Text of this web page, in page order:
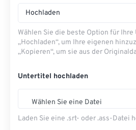
Hochladen
Wählen Sie die beste Option für
„Hochladen“, um Ihre eigenen
„Kopieren“, um sie aus der
Untertitel hochladen
Wählen Sie eine Datei
Laden Sie eine .srt- oder .ass-Datei